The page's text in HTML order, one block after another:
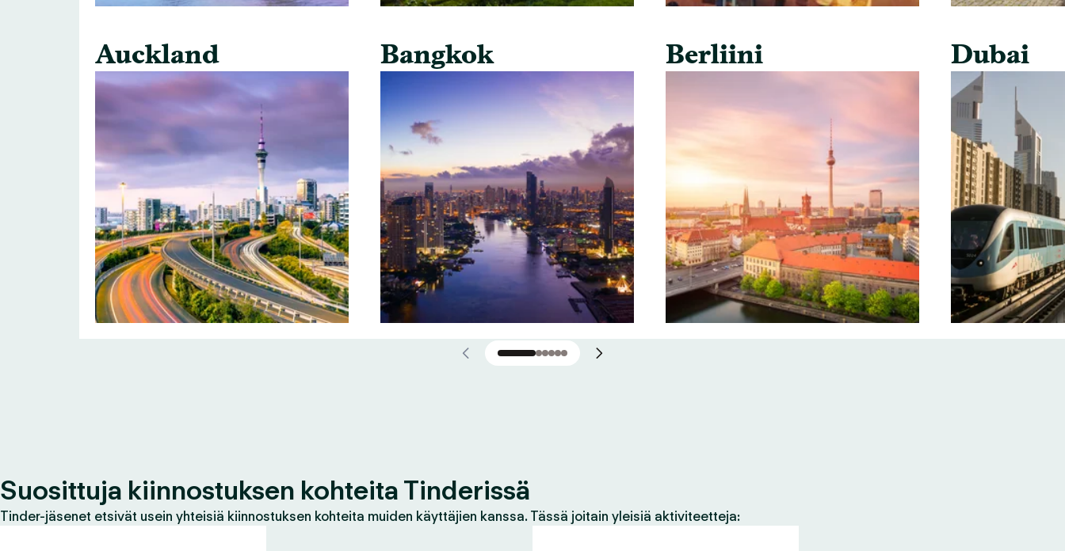
Auckland Bangkok Berliini Dubai
Suosittuja kiinnostuksen kohteita Tinderissä
Tinder-jäsenet etsivät usein yhteisiä kiinnostuksen kohteita muiden käyttäjien kanssa. Tässä joitain yleisiä aktiviteetteja: